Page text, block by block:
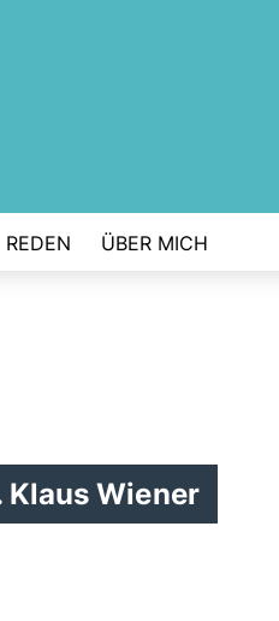
REDEN ÜBER MICH
Klaus Wiener